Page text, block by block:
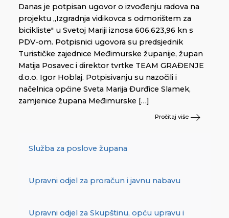
Danas je potpisan ugovor o izvođenju radova na
projektu „Izgradnja vidikovca s odmorištem za
bicikliste" u Svetoj Mariji iznosa 606.623,96 kn s
PDV-om. Potpisnici ugovora su predsjednik
Turističke zajednice Međimurske županije, župan
Matija Posavec i direktor tvrtke TEAM GRAĐENJE
d.o.o. Igor Hoblaj. Potpisivanju su nazočili i
načelnica općine Sveta Marija Đurđice Slamek,
zamjenice župana Međimurske […]
Pročitaj više
Služba za poslove župana
Upravni odjel za proračun i javnu nabavu
Upravni odjel za Skupštinu, opću upravu i